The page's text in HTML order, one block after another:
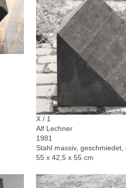
X / 1
Alf Lechner
1981
Stahl massiv, geschmiedet,
55 x 42,5 x 55 cm